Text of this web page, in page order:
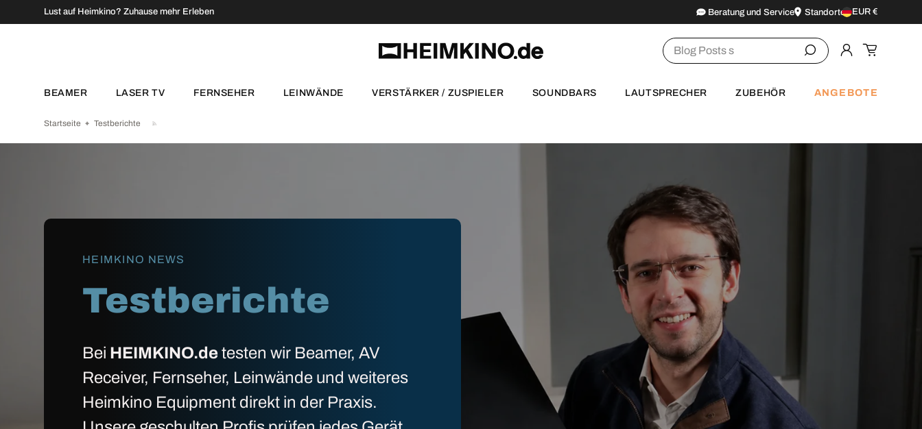
Zum Inhalt springen
Zum Menü springen
Fußzeile springen
Barrierefreiheits-Widget öffnen
DIREKT ZUM INHALT
Lust auf Heimkino? Zuhause mehr Erleben Beratung und Service StandorteLand/Region
EUR €
Suchen
Einloggen
BEAMER LASER TV FERNSEHER LEINWÄNDE VERSTÄRKER / ZUSPIELER SOUNDBARS LAUTSPRECHER ZUBEHÖR ANGEBOTE
Startseite Testberichte
HEIMKINO NEWS
Testberichte
Bei HEIMKINO.de testen wir Beamer, AV
Receiver, Fernseher, Leinwände und weiteres
Heimkino Equipment direkt in der Praxis.